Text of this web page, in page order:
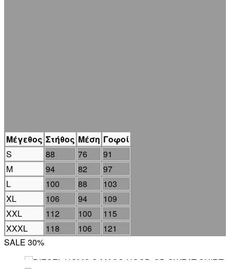
Μέγεθος Στήθος Μέση Γοφοί
S
88 76
91
M
94 82
97
L
100 88
103
XL
106 94
109
XXL
112 100
115
XXXL
118 106
121
SALE 30%